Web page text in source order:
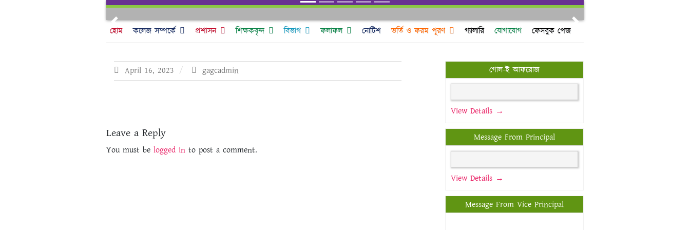
Previous
হোম কলেজ সম্পর্কে প্রশাসন শিক্ষকবৃন্দ বিভাগ ফলাফল নোটিশ ভর্তি ও ফরম পূরণ গ্যালারি যোগাযোগ ফেসবুক পেজ
April 16, 2023 gagcadmin
Leave a Reply
You must belogged in to post a comment.
গোল-ই আফরোজ
View Details →
Message From Principal
View Details →
Message From Vice Principal